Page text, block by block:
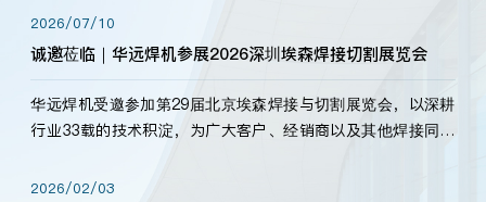
标准，持之以恒研发新产品、新技术。新老客户、行业伙伴、
海内外客户为目睹公司发布的新产…
2026/07/10
诚邀莅临｜华远焊机参展2026深圳埃森焊接切割展览会
华远焊机受邀参加第29届北京埃森焊接与切割展览会，以深耕
行业33载的技术积淀，为广大客户、经销商以及其他焊接同仁
2026/02/03